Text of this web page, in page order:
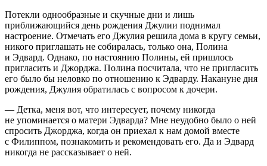
Потекли однообразные и скучные дни и лишь
приближающийся день рождения Джулии поднимал
настроение. Отмечать его Джулия решила дома в кругу семьи,
никого приглашать не собиралась, только она, Полина
и Эдвард. Однако, по настоянию Полины, ей пришлось
пригласить и Джорджа. Полина посчитала, что не пригласить
его было бы неловко по отношению к Эдварду. Накануне дня
рождения, Джулия обратилась с вопросом к дочери.
— Детка, меня вот, что интересует, почему никогда
не упоминается о матери Эдварда? Мне неудобно было о ней
спросить Джорджа, когда он приехал к нам домой вместе
с Филиппом, познакомить и рекомендовать его. Да и Эдвард
никогда не рассказывает о ней.